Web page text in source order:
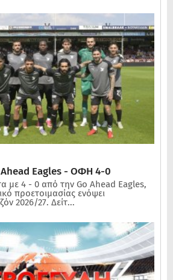
Ahead Eagles - ΟΦΗ 4-0
με 4 - 0 από την Go Ahead Eagles,
προετοιμασίας ενόψει
2026/27. Δείτ...